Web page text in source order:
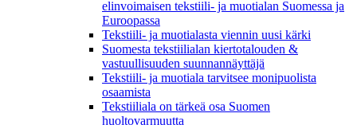
elinvoimaisen tekstiili- ja muotialan Suomessa ja
Euroopassa
Tekstiili- ja muotialasta viennin uusi kärki
Suomesta tekstiilialan kiertotalouden &
vastuullisuuden suunnannäyttäjä
Tekstiili- ja muotiala tarvitsee monipuolista
osaamista
Tekstiiliala on tärkeä osa Suomen
huoltovarmuutta